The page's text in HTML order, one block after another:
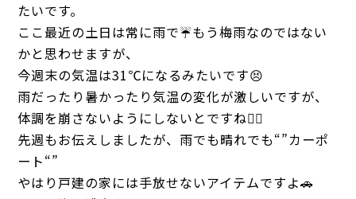
たいです。
ここ最近の土日は常に雨で☔もう梅雨なのではない
かと思わせますが、
今週末の気温は31℃になるみたいです😣
雨だったり暑かったり気温の変化が激しいですが、
体調を崩さないようにしないとですね✊🏻
先週もお伝えしましたが、雨でも晴れでも“”カーポ
ート“”
やはり戸建の家には手放せないアイテムですよ🚗